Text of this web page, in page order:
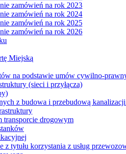
zamówień na rok 2023
zamówień na rok 2024
zamówień na rok 2025
zamówień na rok 2026
Miejską
na podstawie umów cywilno-
(sieci i przyłącza)
z budowa i przebudową
transporcie drogowym
z tytułu korzystania z usług